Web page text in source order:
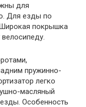
для
Для езды по
покрышка
пружинно-
легко
масляный
Особенность